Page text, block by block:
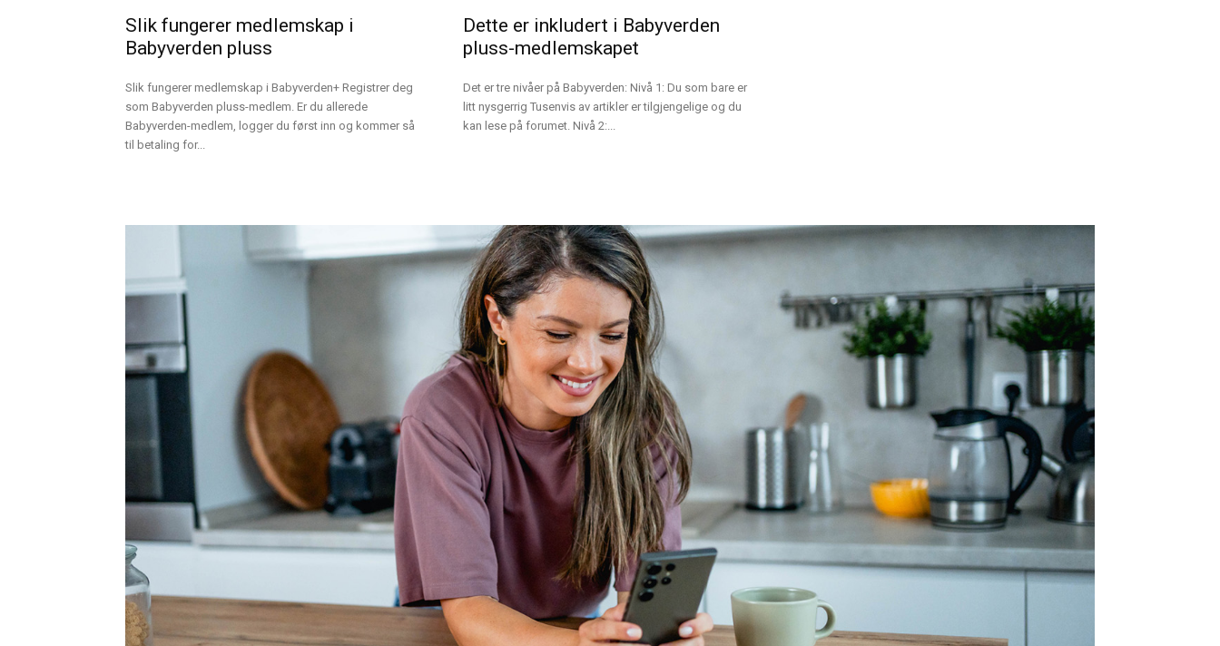
Slik fungerer medlemskap i
Babyverden pluss
Slik fungerer medlemskap i Babyverden+ Registrer deg
som Babyverden pluss-medlem. Er du allerede
Babyverden-medlem, logger du først inn og kommer så
til betaling for...
Dette er inkludert i Babyverden
pluss-medlemskapet
Det er tre nivåer på Babyverden: Nivå 1: Du som bare er
litt nysgerrig Tusenvis av artikler er tilgjengelige og du
kan lese på forumet. Nivå 2:...